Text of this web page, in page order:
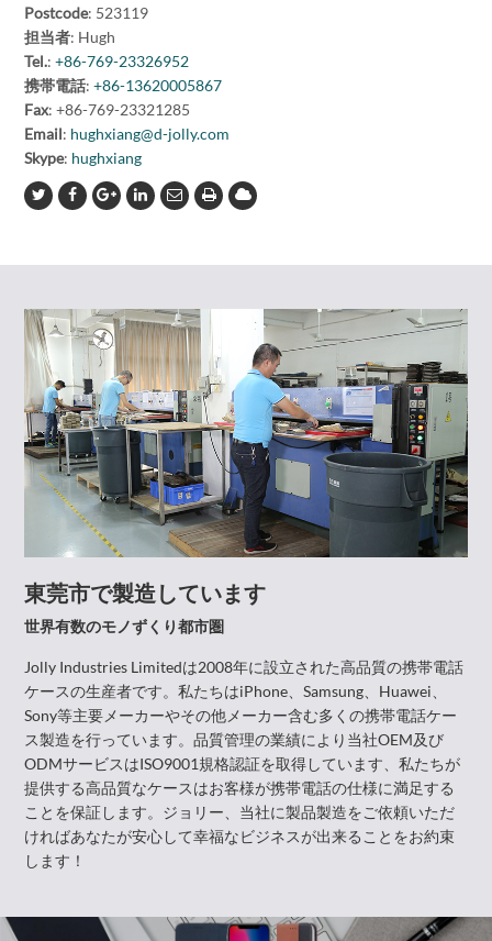
Postcode: 523119
担当者: Hugh
Tel.:+86-769-23326952
携帯電話:+86-13620005867
Fax: +86-769-23321285
Email: hughxiang@d-jolly.com
Skype: hughxiang
東莞市で製造しています
世界有数のモノずくり都市圏
Jolly Industries Limitedは2008年に設立された高品質の携帯電話
ケースの生産者です。私たちはiPhone、Samsung、Huawei、
Sony等主要メーカーやその他メーカー含む多くの携帯電話ケー
ス製造を行っています。品質管理の業績により当社OEM及び
ODMサービスはISO9001規格認証を取得しています、私たちが
提供する高品質なケースはお客様が携帯電話の仕様に満足する
ことを保証します。ジョリー、当社に製品製造をご依頼いただ
ければあなたが安心して幸福なビジネスが出来ることをお約束
します！